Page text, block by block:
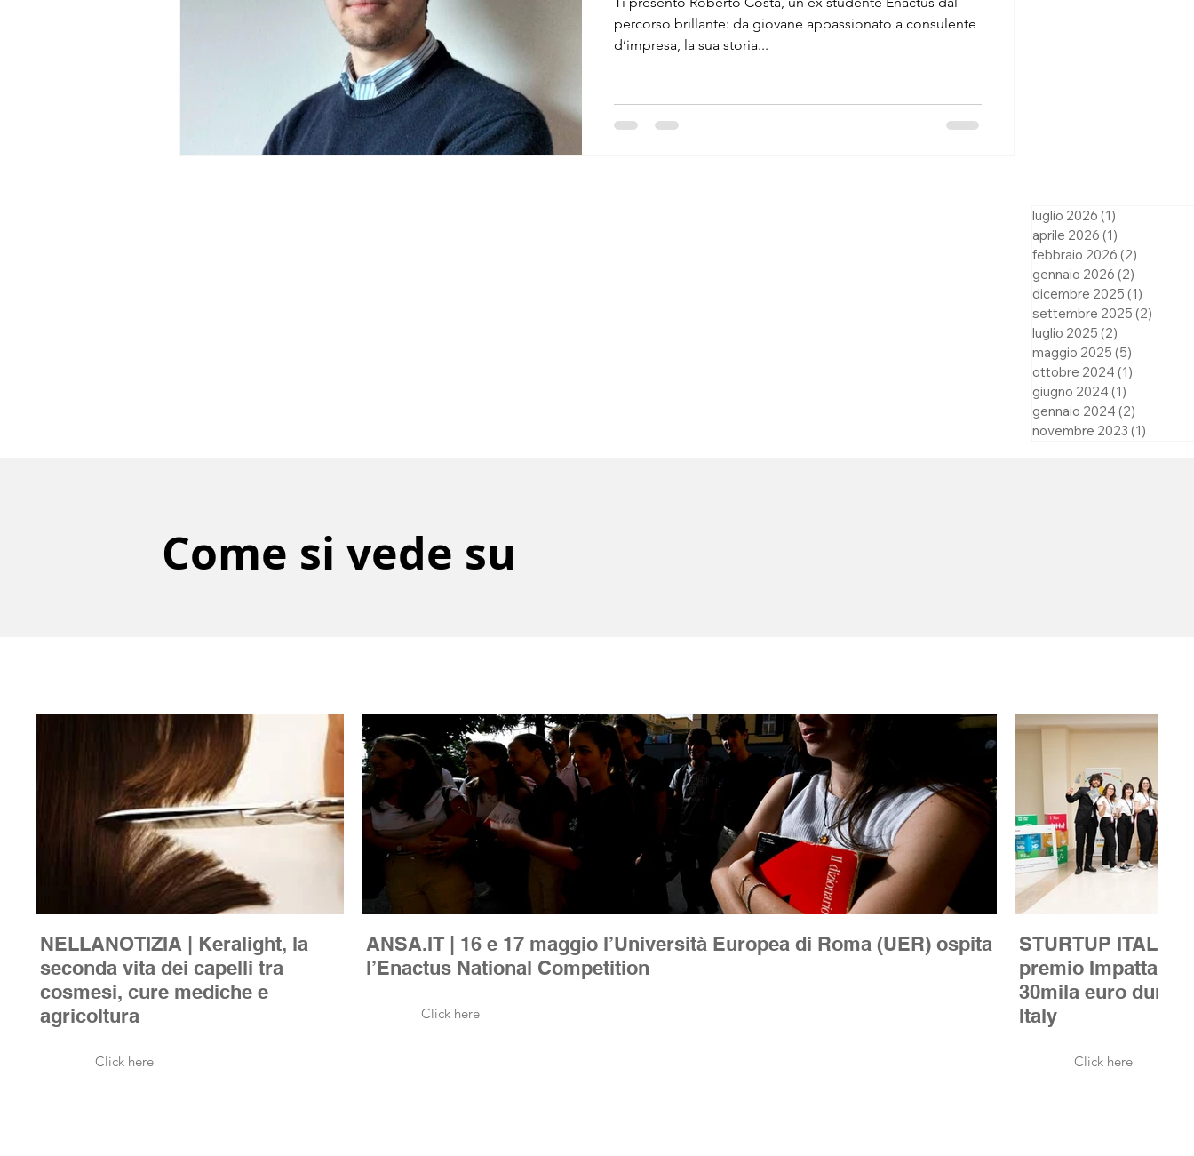
percorso brillante: da giovane appassionato a consulente
d’impresa, la sua storia...
luglio 2026 (1)
aprile 2026 (1)
febbraio 2026 (2)
gennaio 2026 (2)
dicembre 2025 (1)
settembre 2025 (2)
luglio 2025 (2)
maggio 2025 (5)
ottobre 2024 (1)
giugno 2024 (1)
gennaio 2024 (2)
novembre 2023 (1)
Come si vede su
NELLANOTIZIA | Keralight, la
seconda vita dei capelli tra
cosmesi, cure mediche e
agricoltura
Click here
ANSA.IT | 16 e 17 maggio l’Università Europea di Roma (UER) ospita
l’Enactus National Competition
Click here
STURTUP ITALIA | Chi ha vinto il
premio
30mila euro
Italy
Click here